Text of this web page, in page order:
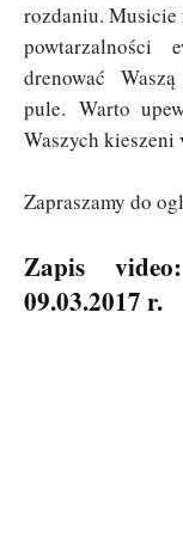
rozdaniu. Musicie
powtarzalności
drenować
pule. Warto
Waszych kieszeni
Zapraszamy do
Zapis
09.03.2017 r.